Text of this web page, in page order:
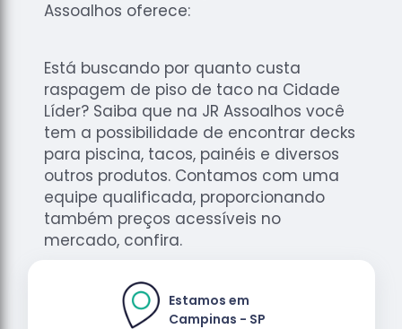
Assoalhos oferece:
Está buscando por quanto custa
raspagem de piso de taco na Cidade
Líder? Saiba que na JR Assoalhos você
tem a possibilidade de encontrar decks
para piscina, tacos, painéis e diversos
outros produtos. Contamos com uma
equipe qualificada, proporcionando
também preços acessíveis no
mercado, confira.
Estamos em
Campinas - SP